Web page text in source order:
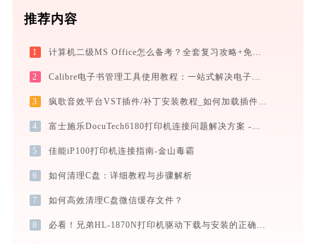
推荐内容
1 计算机二级MS Office怎么备考？全套复习攻略+免费刷题工具推荐
2 Calibre电子书管理工具使用教程：一站式解决电子书格式转换、元数据管理与设备同步
3 疯歌音效平台VST插件/补丁安装教程_如何加载插件效果包
4 富士施乐DocuTech6180打印机连接问题解决方案 -金山毒霸
5 佳能iP100打印机连接指南-金山毒霸
6 如何清理C盘：详细教程与步骤解析
7 如何高效清理C盘微信缓存文件？
8 必看！兄弟HL-1870N打印机驱动下载与安装的正确姿势